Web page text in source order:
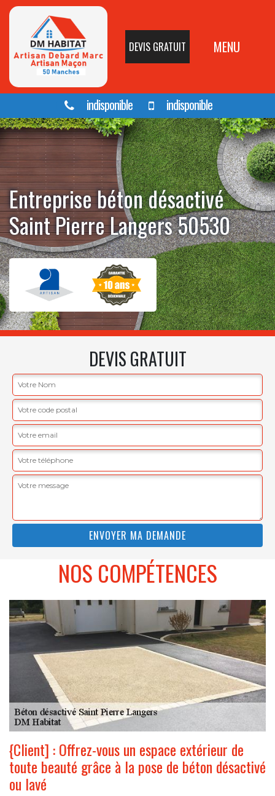
DEVIS GRATUIT MENU
indisponible indisponible
Entreprise béton désactivé
Saint Pierre Langers 50530
DEVIS GRATUIT
NOS COMPÉTENCES
{Client] : Offrez-vous un espace extérieur de
toute beauté grâce à la pose de béton désactivé
ou lavé